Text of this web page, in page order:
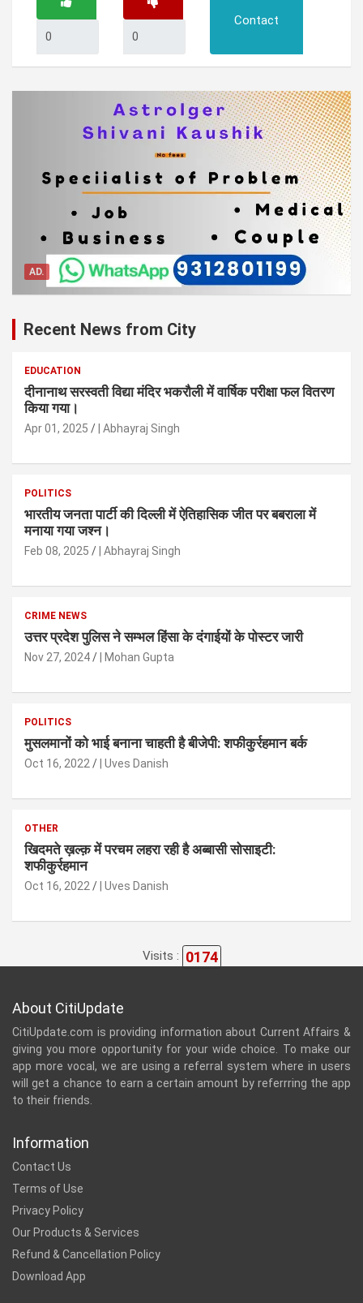
Contact
AD.
Recent News from City
EDUCATION
दीनानाथ सरस्वती विद्या मंदिर भकरौली में वार्षिक परीक्षा फल वितरण
किया गया।
Apr 01, 2025 | Abhayraj Singh
POLITICS
भारतीय जनता पार्टी की दिल्ली में ऐतिहासिक जीत पर बबराला में
मनाया गया जश्न।
Feb 08, 2025 | Abhayraj Singh
CRIME NEWS
उत्तर प्रदेश पुलिस ने सम्भल हिंसा के दंगाईयों के पोस्टर जारी
Nov 27, 2024 | Mohan Gupta
POLITICS
मुसलमानों को भाई बनाना चाहती है बीजेपी: शफीकुर्रहमान बर्क
Oct 16, 2022 | Uves Danish
OTHER
खिदमते ख़ल्क़ में परचम लहरा रही है अब्बासी सोसाइटी:
शफीकुर्रहमान
Oct 16, 2022 | Uves Danish
Visits : 0174
About CitiUpdate
CitiUpdate.com is providing information about Current Affairs &
giving you more opportunity for your wide choice. To make our
app more vocal, we are using a referral system where in users
will get a chance to earn a certain amount by referrring the app
to their friends.
Information
Contact Us
Terms of Use
Privacy Policy
Our Products & Services
Refund & Cancellation Policy
Download App